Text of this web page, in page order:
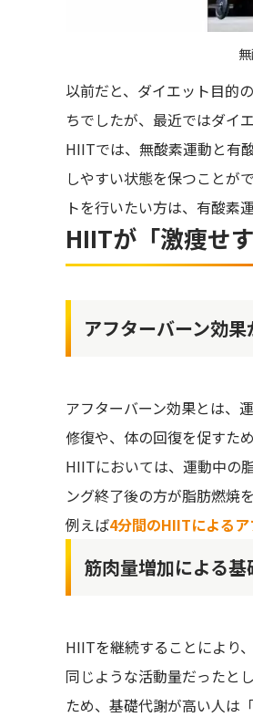
以前だと、ダイエット目的
ちでしたが、最近ではダイ
HIITでは、無酸素運動と有
しやすい状態を保つことが
トを行いたい方は、有酸素
HIITが「激痩せ
アフターバーン効
アフターバーン効果とは、
修復や、体の回復を促すた
HIITにおいては、運動中の
ング終了後の方が脂肪燃焼
例えば4分間のHIITによる
筋肉量増加による
HIITを継続することにより
同じような活動量だったと
ため、基礎代謝が高い人は